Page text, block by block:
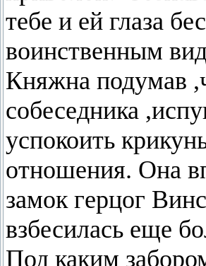
тебе и ей глаза
воинственным
Княжна подумав
собеседника
успокоить
отношения. Она
замок герцог
взбесилась еще
Под каким